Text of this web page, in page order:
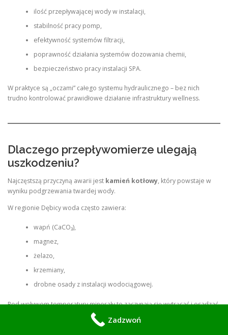
ilość przepływającej wody w instalacji,
stabilność pracy pomp,
efektywność systemów filtracji,
poprawność działania systemów dozowania chemii,
bezpieczeństwo pracy instalacji SPA.
W praktyce są „oczami” całego systemu hydraulicznego – bez nich
trudno kontrolować prawidłowe działanie infrastruktury wellness.
Dlaczego przepływomierze ulegają
uszkodzeniu?
Najczęstszą przyczyną awarii jest kamień kotłowy, który powstaje w
wyniku podgrzewania twardej wody.
W regionie Dębicy woda często zawiera:
wapń (CaCO₃),
magnez,
żelazo,
krzemiany,
drobne osady z instalacji wodociągowej.
Pod wpływem temperatury minerały te zaczynają się wytrącać i osadzać
wewnątrz urządzeń pomiarowych.
Zadzwoń